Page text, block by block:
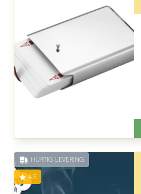
HURTIG LEVERING
4.5